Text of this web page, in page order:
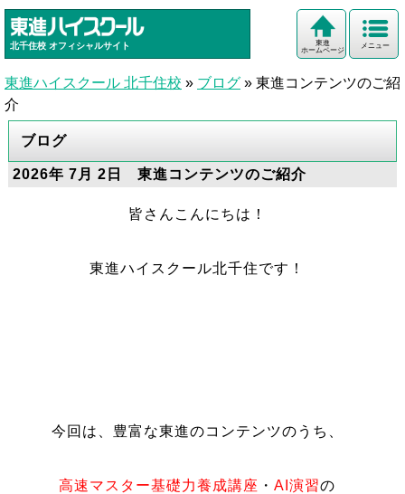
北千住校 オフィシャルサイト メニュー
東進
ホームページ
東進ハイスクール 北千住校 » ブログ » 東進コンテンツのご紹
介
ブログ
2026年 7月 2日 東進コンテンツのご紹介
皆さんこんにちは！
東進ハイスクール北千住です！
今回は、豊富な東進のコンテンツのうち、
高速マスター基礎力養成講座 ・AI演習の